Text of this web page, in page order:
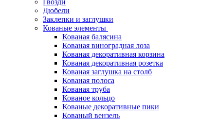
Дюбели
Заклепки и заглушки
Кованые элементы
Кованая балясина
Кованая виноградная лоза
Кованая декоративная корзина
Кованая декоративная розетка
Кованая заглушка на столб
Кованая полоса
Кованая труба
Кованое кольцо
Кованые декоративные пики
Кованый вензель